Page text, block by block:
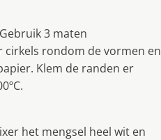
3 maten
cirkels rondom de vormen en
Klem de randen er
het mengsel heel wit en